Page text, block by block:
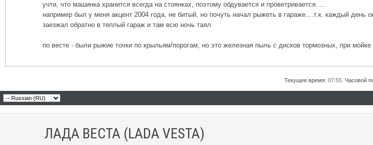
учти, что машинка хранится всегда на стоянках, поэтому обдувается и проветривается.....
например был у меня акцент 2004 года, не битый, но почуть начал рыжеть в гараже....т.к. каждый день
заезжал обратно в теплый гараж и там всю ночь таял
по весте - были рыжие точки по крыльям/порогам, но это железная пыль с дисков тормозных, при
Текущее время: 07:55 . Часовой
ЛАДА ВЕСТА (LADA VESTA)